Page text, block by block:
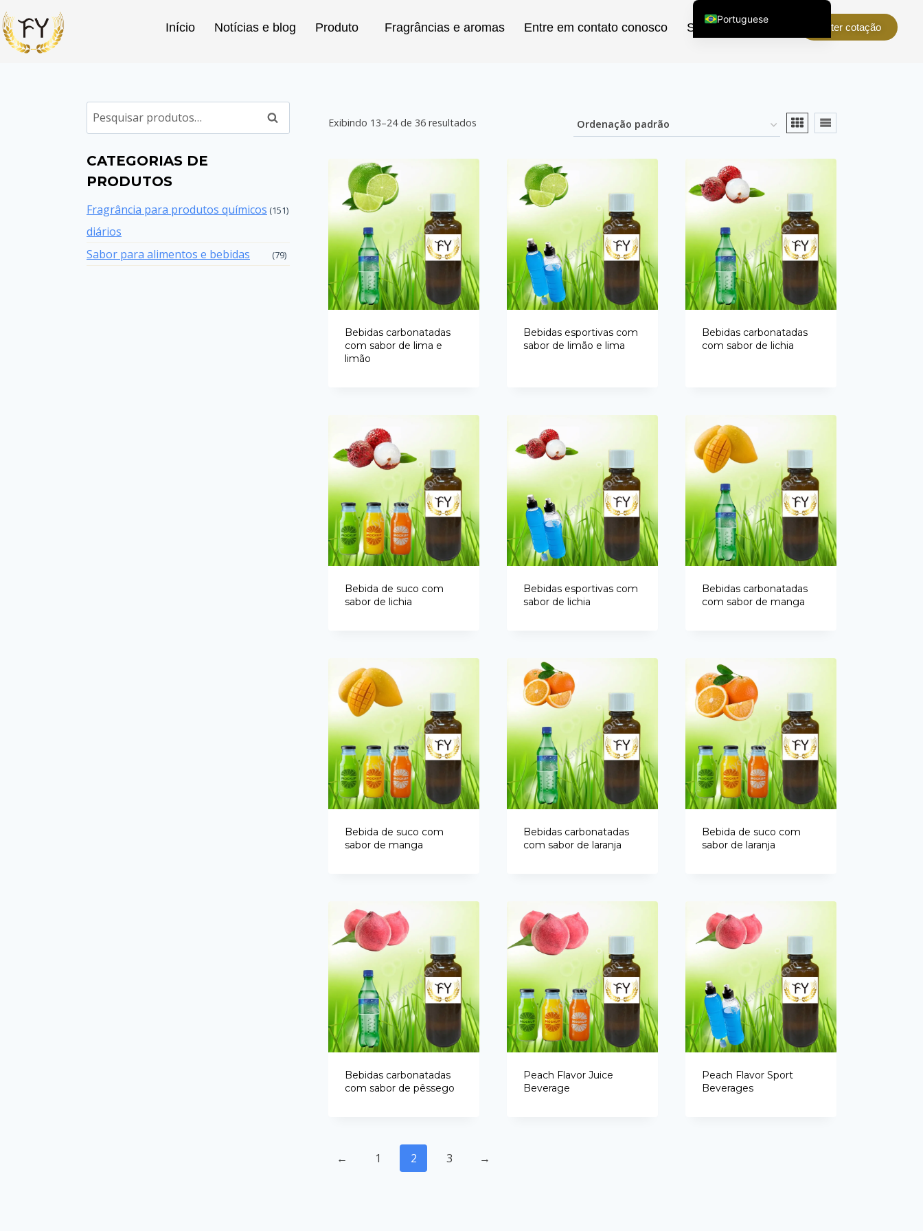
Início Notícias e blog Produto Fragrâncias e aromas Entre em contato conosco Sobre nós Obter cotação
Exibindo 13–24 de 36 resultados
Bebidas carbonatadas
com sabor de lima e
limão
Bebidas esportivas com
sabor de limão e lima
Bebidas carbonatadas
com sabor de lichia
Bebida de suco com
sabor de lichia
Bebidas esportivas com
sabor de lichia
Bebidas carbonatadas
com sabor de manga
Bebida de suco com
sabor de manga
Bebidas carbonatadas
com sabor de laranja
Bebida de suco com
sabor de laranja
Bebidas carbonatadas
com sabor de pêssego
Peach Flavor Juice
Beverage
Peach Flavor Sport
Beverages
← 1 2 3 →
Pesquisar
CATEGORIAS DE
PRODUTOS
Fragrância para produtos químicos
diários
(151)
Sabor para alimentos e bebidas (79)
Portuguese
English (United States)
Spanish (Venezuela)
Kazakh
Spanish (Argentina)
Kyrgyz
Thai
Uzbek
Vietnamese
Spanish (Colombia)